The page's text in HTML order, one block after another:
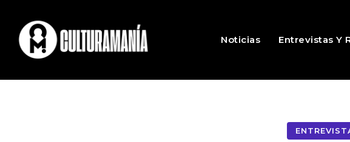
Noticias Entrevistas Y